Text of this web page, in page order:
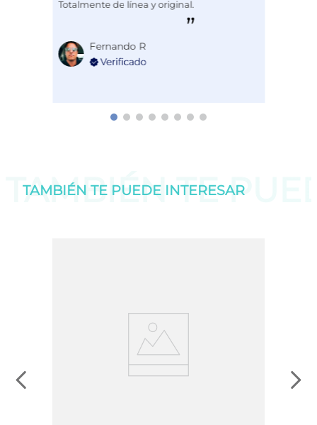
Totalmente de línea y original.
Fernando R
TAMBIÉN TE
TAMBIÉN TE PUEDE INTERESAR